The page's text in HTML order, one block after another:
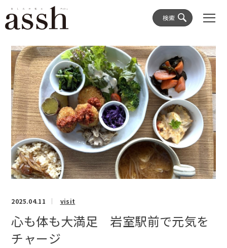
検索
2025.04.11 visit
心も体も大満足 岩室駅前で元気を
チャージ